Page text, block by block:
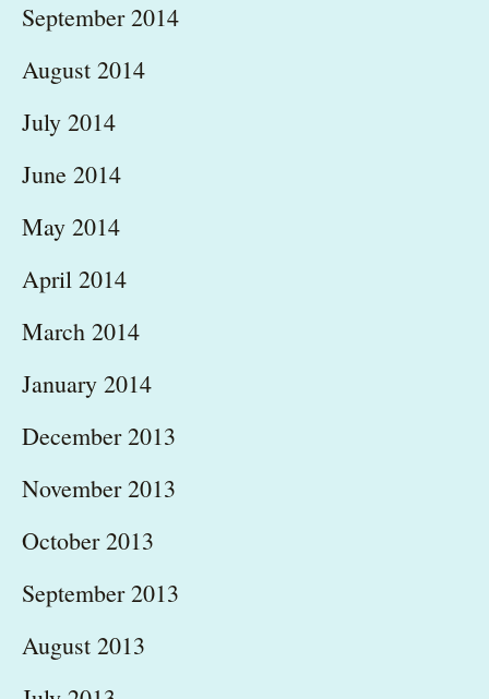
September 2014
August 2014
July 2014
June 2014
May 2014
April 2014
March 2014
January 2014
December 2013
November 2013
October 2013
September 2013
August 2013